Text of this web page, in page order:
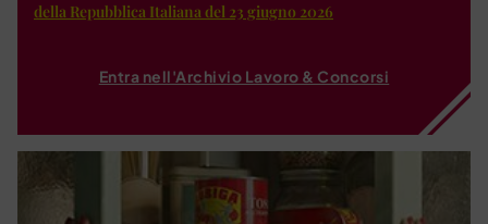
della Repubblica Italiana del 23 giugno 2026
Entra nell'Archivio Lavoro & Concorsi